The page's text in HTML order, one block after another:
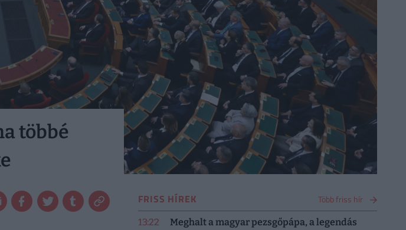
többé
FRISS HÍREK Több friss hír
13:22
Meghalt a magyar pezsgőpápa, a legendás